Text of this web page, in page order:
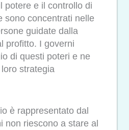
potere e il controllo di
sono concentrati nelle
guidate dalla
profitto. I governi
di questi poteri e ne
strategia
è rappresentato dal
non riescono a stare al